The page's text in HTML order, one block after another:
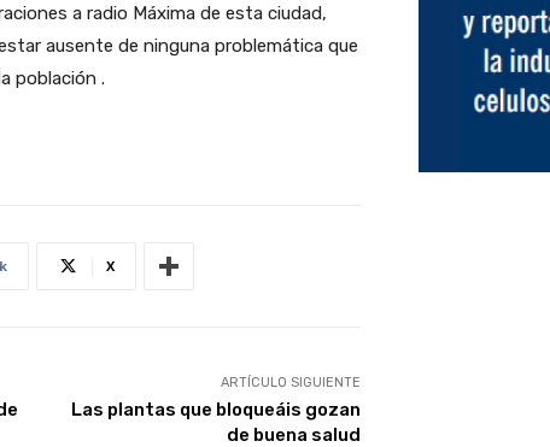
a radio Máxima de esta ciudad,
ausente de ninguna problemática que
población .
X
ARTÍCULO SIGUIENTE
Las plantas que bloqueáis gozan
de buena salud